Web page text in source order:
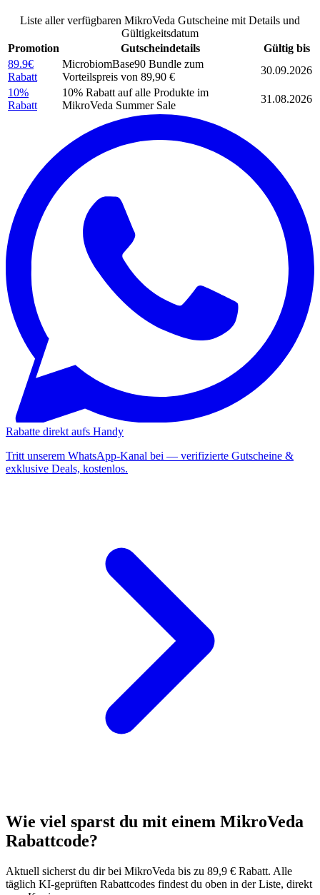
Liste aller verfügbaren MikroVeda Gutscheine mit Details und
Gültigkeitsdatum
Promotion
Gutscheindetails
Gültig bis
89.9€
Rabatt
MicrobiomBase90 Bundle zum
Vorteilspreis von 89,90 €
30.09.2026
10%
Rabatt
10% Rabatt auf alle Produkte im
MikroVeda Summer Sale
31.08.2026
Rabatte direkt aufs Handy
Tritt unserem WhatsApp-Kanal bei — verifizierte Gutscheine &
exklusive Deals, kostenlos.
Wie viel sparst du mit einem MikroVeda
Rabattcode?
Aktuell sicherst du dir bei MikroVeda bis zu 89,9 € Rabatt. Alle
täglich KI-geprüften Rabattcodes findest du oben in der Liste, direkt